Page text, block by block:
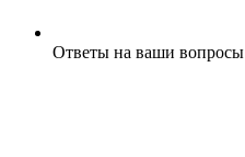
Ответы на ваши вопросы